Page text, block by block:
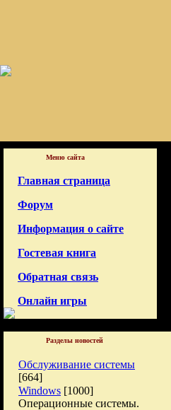
Меню сайта
Главная страница
Форум
Информация о сайте
Гостевая книга
Обратная связь
Онлайн игры
Разделы новостей
Обслуживание системы
[664]
Windows [1000]
Операционные системы.